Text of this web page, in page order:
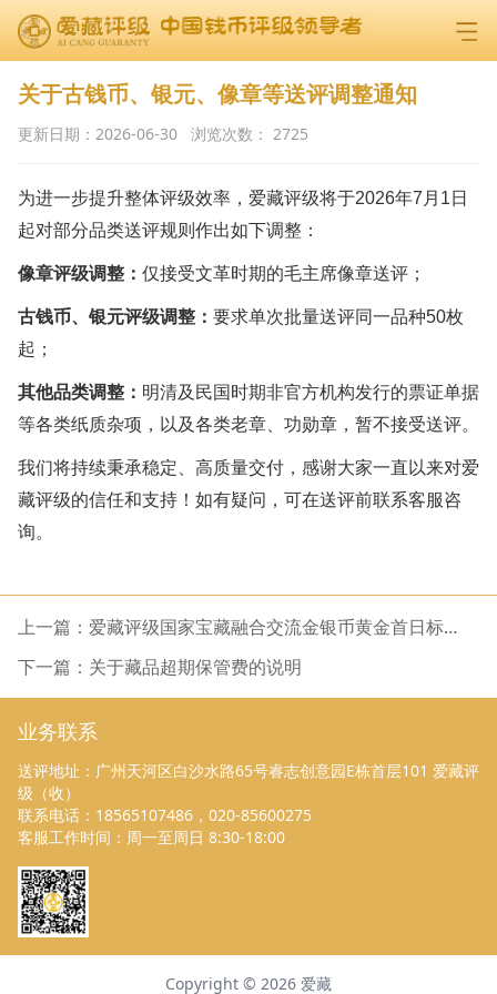
关于古钱币、银元、像章等送评调整通知
更新日期： 2026-06-30 浏览次数： 2725
为进一步提升整体评级效率，爱藏评级将于2026年7月1日
起对部分品类送评规则作出如下调整：
像章评级调整： 仅接受文革时期的毛主席像章送评；
古钱币、银元评级调整： 要求单次批量送评同一品种50枚
起；
其他品类调整： 明清及民国时期非官方机构发行的票证单据
等各类纸质杂项，以及各类老章、功勋章，暂不接受送评。
我们将持续秉承稳定、高质量交付，感谢大家一直以来对爱
藏评级的信任和支持！如有疑问，可在送评前联系客服咨
询。
上一篇：爱藏评级国家宝藏融合交流金银币黄金首日标、
首发认证评级正式开启
下一篇：关于藏品超期保管费的说明
业务联系
送评地址：广州天河区白沙水路65号睿志创意园E栋首层101 爱藏评
级（收）
联系电话：18565107486，020-85600275
客服工作时间：周一至周日 8:30-18:00
Copyright © 2026 爱藏